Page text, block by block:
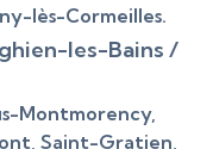
lès-Cormeilles.
les-Bains /
Montmorency,
Saint-Gratien,